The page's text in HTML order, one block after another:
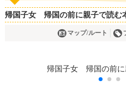
帰国子女 帰国の前に親子で読む
マップ/ルート